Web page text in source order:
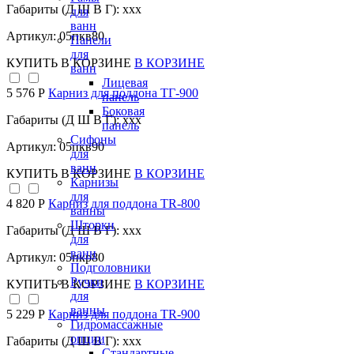
для
ванн
Панели
для
ванн
Лицевая
панель
Боковая
панель
Сифоны
для
ванн
Карнизы
для
ванны
Шторки
для
ванн
Подголовники
Ручки
для
ванны
Гидромассажные
опции
Габариты (Д Ш В Г): xxx
Артикул: 05пкв80
КУПИТЬ В КОРЗИНЕ В КОРЗИНЕ
5 576 Р Карниз для поддона TГ-900
Габариты (Д Ш В Г): xxx
Артикул: 05пкв90
КУПИТЬ В КОРЗИНЕ В КОРЗИНЕ
4 820 Р Карниз для поддона TR-800
Габариты (Д Ш В Г): xxx
Артикул: 05пкр80
КУПИТЬ В КОРЗИНЕ В КОРЗИНЕ
5 229 Р Карниз для поддона TR-900
Габариты (Д Ш В Г): xxx